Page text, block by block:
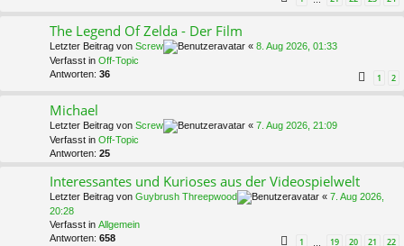
The Legend Of Zelda - Der Film
Letzter Beitrag von Screw « 8. Aug 2026, 01:33
Verfasst in Off-Topic
Antworten: 36 1 2
Michael
Letzter Beitrag von Screw « 7. Aug 2026, 21:09
Verfasst in Off-Topic
Antworten: 25
Interessantes und Kurioses aus der Videospielwelt
Letzter Beitrag von Guybrush Threepwood « 7. Aug 2026,
20:28
Verfasst in Allgemein
Antworten: 658 1 … 19 20 21 22